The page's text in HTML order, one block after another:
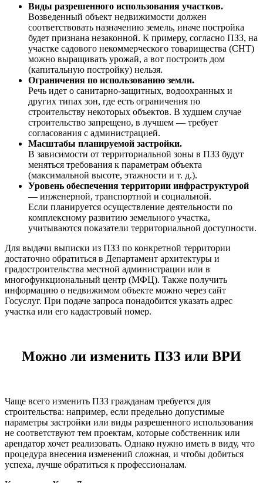
Виды разрешенного использования участков.
Возведенный объект недвижимости должен
соответствовать назначению земель, иначе постройка
будет признана незаконной. К примеру, согласно ПЗЗ, на
участке садового некоммерческого товарищества (СНТ)
можно выращивать урожай, а вот построить дом
(капитальную постройку) нельзя.
Ограничения по использованию земли.
Речь идет о санитарно-защитных, водоохранных и
других типах зон, где есть ограничения по
строительству некоторых объектов. В худшем случае
строительство запрещено, в лучшем — требует
согласования с администрацией.
Масштабы планируемой застройки.
В зависимости от территориальной зоны в ПЗЗ будут
меняться требования к параметрам объекта
(максимальной высоте, этажности и т. д.).
Уровень обеспечения территории инфраструктурой
— инженерной, транспортной и социальной.
Если планируется осуществление деятельности по
комплексному развитию земельного участка,
учитываются показатели территориальной доступности.
Для выдачи выписки из ПЗЗ по конкретной территории
достаточно обратиться в Департамент архитектуры и
градостроительства местной администрации или в
многофункциональный центр (МФЦ). Также получить
информацию о недвижимом объекте можно через сайт
Госуслуг. При подаче запроса понадобится указать адрес
участка или его кадастровый номер.
Можно ли изменить ПЗЗ или ВРИ
Чаще всего изменить ПЗЗ гражданам требуется для
строительства: например, если предельно допустимые
параметры застройки или виды разрешенного использования
не соответствуют тем проектам, которые собственник или
арендатор хочет реализовать. Однако нужно иметь в виду, что
процедура внесения изменений сложная, и чтобы добиться
успеха, лучше обратиться к профессионалам.